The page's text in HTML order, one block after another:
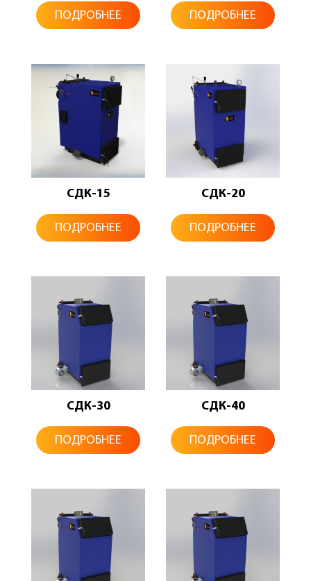
ПОДРОБНЕЕ ПОДРОБНЕЕ
СДК-15
ПОДРОБНЕЕ
СДК-20
ПОДРОБНЕЕ
СДК-30
ПОДРОБНЕЕ
СДК-40
ПОДРОБНЕЕ